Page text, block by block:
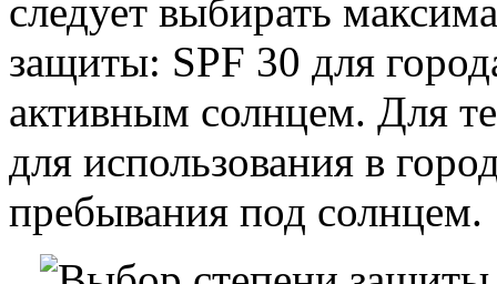
следует выбирать
защиты: SPF 30 для
активным солнцем. Для
для использования в
пребывания под солнцем.